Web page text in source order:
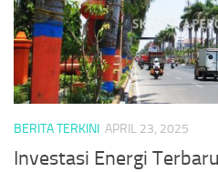
BERITA TERKINI APRIL 23, 2025
Investasi Energi